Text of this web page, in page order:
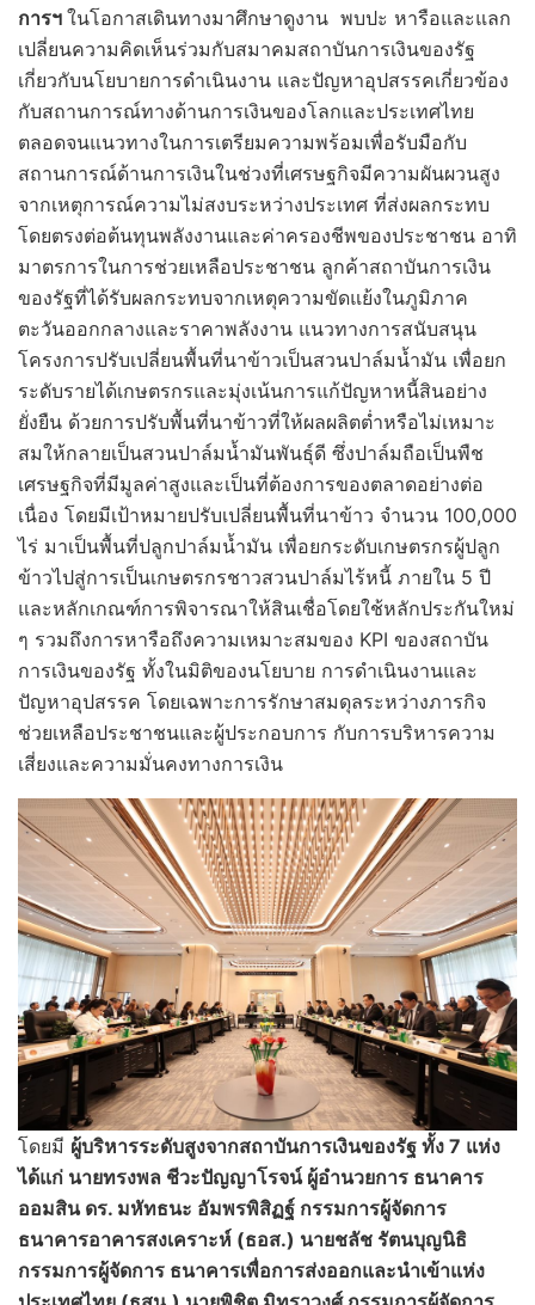
การฯ ในโอกาสเดินทางมาศึกษาดูงาน พบปะ หารือและแลก
เปลี่ยนความคิดเห็นร่วมกับสมาคมสถาบันการเงินของรัฐ
เกี่ยวกับนโยบายการดำเนินงาน และปัญหาอุปสรรคเกี่ยวข้อง
กับสถานการณ์ทางด้านการเงินของโลกและประเทศไทย
ตลอดจนแนวทางในการเตรียมความพร้อมเพื่อรับมือกับ
สถานการณ์ด้านการเงินในช่วงที่เศรษฐกิจมีความผันผวนสูง
จากเหตุการณ์ความไม่สงบระหว่างประเทศ ที่ส่งผลกระทบ
โดยตรงต่อต้นทุนพลังงานและค่าครองชีพของประชาชน อาทิ
มาตรการในการช่วยเหลือประชาชน ลูกค้าสถาบันการเงิน
ของรัฐที่ได้รับผลกระทบจากเหตุความขัดแย้งในภูมิภาค
ตะวันออกกลางและราคาพลังงาน แนวทางการสนับสนุน
โครงการปรับเปลี่ยนพื้นที่นาข้าวเป็นสวนปาล์มน้ำมัน เพื่อยก
ระดับรายได้เกษตรกรและมุ่งเน้นการแก้ปัญหาหนี้สินอย่าง
ยั่งยืน ด้วยการปรับพื้นที่นาข้าวที่ให้ผลผลิตต่ำหรือไม่เหมาะ
สมให้กลายเป็นสวนปาล์มน้ำมันพันธุ์ดี ซึ่งปาล์มถือเป็นพืช
เศรษฐกิจที่มีมูลค่าสูงและเป็นที่ต้องการของตลาดอย่างต่อ
เนื่อง โดยมีเป้าหมายปรับเปลี่ยนพื้นที่นาข้าว จำนวน 100,000
ไร่ มาเป็นพื้นที่ปลูกปาล์มน้ำมัน เพื่อยกระดับเกษตรกรผู้ปลูก
ข้าวไปสู่การเป็นเกษตรกรชาวสวนปาล์มไร้หนี้ ภายใน 5 ปี
และหลักเกณฑ์การพิจารณาให้สินเชื่อโดยใช้หลักประกันใหม่
ๆ รวมถึงการหารือถึงความเหมาะสมของ KPI ของสถาบัน
การเงินของรัฐ ทั้งในมิติของนโยบาย การดำเนินงานและ
ปัญหาอุปสรรค โดยเฉพาะการรักษาสมดุลระหว่างภารกิจ
ช่วยเหลือประชาชนและผู้ประกอบการ กับการบริหารความ
เสี่ยงและความมั่นคงทางการเงิน
โดยมี ผู้บริหารระดับสูงจากสถาบันการเงินของรัฐ ทั้ง 7 แห่ง
ได้แก่ นายทรงพล ชีวะปัญญาโรจน์ ผู้อำนวยการ ธนาคาร
ออมสิน ดร. มหัทธนะ อัมพรพิสิฏฐ์ กรรมการผู้จัดการ
ธนาคารอาคารสงเคราะห์ (ธอส.) นายชลัช รัตนบุญนิธิ
กรรมการผู้จัดการ ธนาคารเพื่อการส่งออกและนำเข้าแห่ง